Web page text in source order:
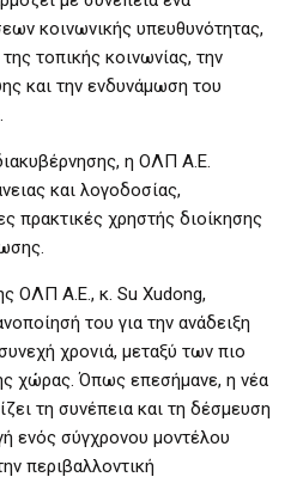
κοινωνικής υπευθυνότητας,
τοπικής κοινωνίας, την
και την ενδυνάμωση του
η ΟΛΠ Α.Ε.
και λογοδοσίας,
πρακτικές χρηστής διοίκησης
ΟΛΠ Α.Ε., κ. Su Xudong,
του για την ανάδειξη
χρονιά, μεταξύ των πιο
χώρας. Όπως επεσήμανε, η νέα
τη συνέπεια και τη δέσμευση
ενός σύγχρονου μοντέλου
περιβαλλοντική